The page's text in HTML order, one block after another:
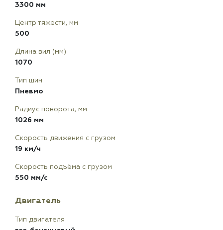
3300 мм
Центр тяжести, мм
500
Длина вил (мм)
1070
Тип шин
Пневмо
Радиус поворота, мм
1026 мм
Скорость движения с грузом
19 км/ч
Скорость подъёма с грузом
550 мм/с
Двигатель
Тип двигателя